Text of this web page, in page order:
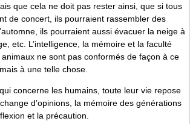
que cela ne doit pas rester ainsi, que si tous
de concert, ils pourraient rassembler des
ils pourraient aussi évacuer la neige à
etc. L’intelligence, la mémoire et la faculté
animaux ne sont pas conformés de façon à ce
à une telle chose.
concerne les humains, toute leur vie repose
d’opinions, la mémoire des générations
et la précaution.